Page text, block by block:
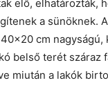
elő, elhatározták,
a sünöknek.
cm nagyságú,
belső terét száraz
miután a lakók